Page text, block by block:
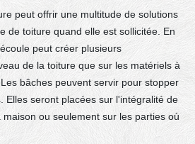
peut offrir une multitude de solutions
de toiture quand elle est sollicitée. En
peut créer plusieurs
de la toiture que sur les matériels à
bâches peuvent servir pour stopper
Elles seront placées sur l'intégralité de
ou seulement sur les parties où